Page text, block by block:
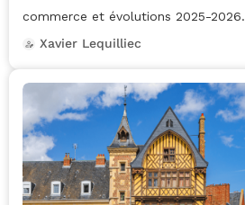
commerce et évolutions 2025-2026.
Xavier Lequilliec